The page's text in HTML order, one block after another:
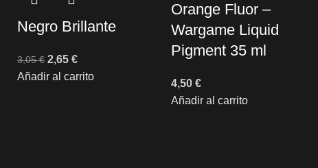
Negro Brillante
3,05€ 2,65 €
Añadir al carrito
Orange Fluor –
Wargame Liquid
Pigment 35 ml
4,50 €
Añadir al carrito